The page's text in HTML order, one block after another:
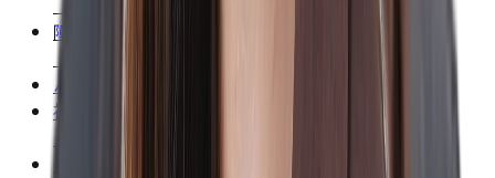
障がい者雇用・採用事業
（ワークスバリアフリー）
ハイクラス転職事業（DYMハイクラス）
福利厚生事業
（ウェルフェアステーション）
人材育成・研修事業